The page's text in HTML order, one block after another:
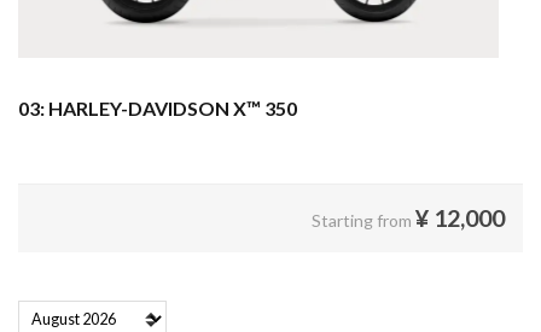
03: HARLEY-DAVIDSON X™ 350
Starting from ¥ 12,000